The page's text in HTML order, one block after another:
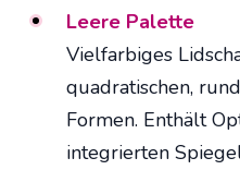
Leere Palette
Vielfarbiges
quadratischen,
Formen. Enthält
integrierten